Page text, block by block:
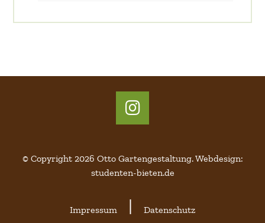
© Copyright 2026 Otto Gartengestaltung.Webdesign:
studenten-bieten.de
Impressum Datenschutz
015157726148
Kontakt